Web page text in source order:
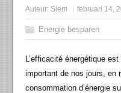
Auteur: Siem februari 14,
Energie besparen
L’efficacité énergétique
important de nos jours, en
consommation d’énergie